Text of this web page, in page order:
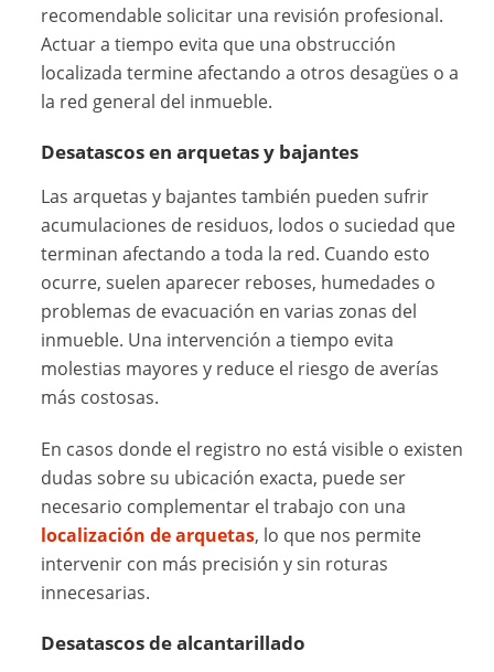
recomendable solicitar una revisión profesional.
Actuar a tiempo evita que una obstrucción
localizada termine afectando a otros desagües o a
la red general del inmueble.
Desatascos en arquetas y bajantes
Las arquetas y bajantes también pueden sufrir
acumulaciones de residuos, lodos o suciedad que
terminan afectando a toda la red. Cuando esto
ocurre, suelen aparecer reboses, humedades o
problemas de evacuación en varias zonas del
inmueble. Una intervención a tiempo evita
molestias mayores y reduce el riesgo de averías
más costosas.
En casos donde el registro no está visible o existen
dudas sobre su ubicación exacta, puede ser
necesario complementar el trabajo con una
localización de arquetas, lo que nos permite
intervenir con más precisión y sin roturas
innecesarias.
Desatascos de alcantarillado